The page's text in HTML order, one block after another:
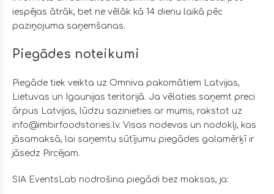
iespējas ātrāk, bet ne vēlāk kā 14 dienu laikā pēc
paziņojuma saņemšanas.
Piegādes noteikumi
Piegāde tiek veikta uz Omniva pakomātiem Latvijas,
Lietuvas un Igaunijas teritorijā. Ja vēlaties saņemt preci
ārpus Latvijas, lūdzu sazinieties ar mums, rakstot uz
info@imbirfoodstories.lv. Visas nodevas un nodokļi, kas
jāsamaksā, lai saņemtu sūtījumu piegādes galamērķī ir
jāsedz Pircējam.
SIA EventsLab nodrošina piegādi bez maksas, ja: